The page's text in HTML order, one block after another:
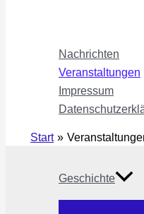
Nachrichten
Veranstaltungen
Impressum
Start
Geschichte